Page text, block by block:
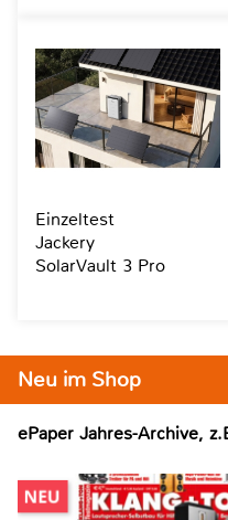
Neu im Shop
ePaper Jahres-Archive,
Einzeltest
Jackery
SolarVault 3 Pro